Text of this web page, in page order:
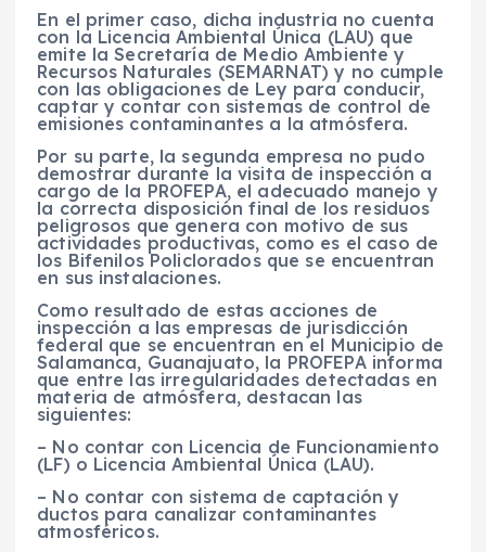
En el primer caso, dicha industria no cuenta
con la Licencia Ambiental Única (LAU) que
emite la Secretaría de Medio Ambiente y
Recursos Naturales (SEMARNAT) y no cumple
con las obligaciones de Ley para conducir,
captar y contar con sistemas de control de
emisiones contaminantes a la atmósfera.
Por su parte, la segunda empresa no pudo
demostrar durante la visita de inspección a
cargo de la PROFEPA, el adecuado manejo y
la correcta disposición final de los residuos
peligrosos que genera con motivo de sus
actividades productivas, como es el caso de
los Bifenilos Policlorados que se encuentran
en sus instalaciones.
Como resultado de estas acciones de
inspección a las empresas de jurisdicción
federal que se encuentran en el Municipio de
Salamanca, Guanajuato, la PROFEPA informa
que entre las irregularidades detectadas en
materia de atmósfera, destacan las
siguientes:
– No contar con Licencia de Funcionamiento
(LF) o Licencia Ambiental Única (LAU).
– No contar con sistema de captación y
ductos para canalizar contaminantes
atmosféricos.